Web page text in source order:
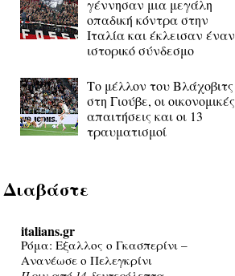
γέννησαν μια μεγάλη
οπαδική κόντρα στην
Ιταλία και έκλεισαν έναν
ιστορικό σύνδεσμο
Το μέλλον του Βλάχοβιτς
στη Γιούβε, οι οικονομικές
απαιτήσεις και οι 13
τραυματισμοί
Διαβάστε
italians.gr
Ρόμα: Εξαλλος ο Γκασπερίνι –
Ανανέωσε ο Πελεγκρίνι